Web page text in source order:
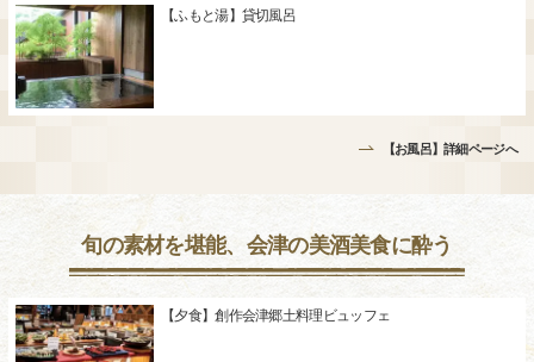
【ふもと湯】貸切風呂
【お風呂】詳細ページへ
旬の素材を堪能、会津の美酒美食に酔う
【夕食】創作会津郷土料理ビュッフェ